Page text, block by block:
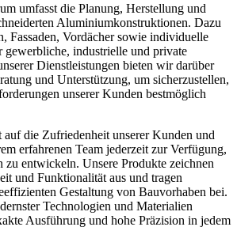
umfasst die Planung, Herstellung und
Aluminiumkonstruktionen. Dazu
Fassaden, Vordächer sowie individuelle
gewerbliche, industrielle und private
Dienstleistungen bieten wir darüber
und Unterstützung, um sicherzustellen,
unserer Kunden bestmöglich
die Zufriedenheit unserer Kunden und
erfahrenen Team jederzeit zur Verfügung,
zu entwickeln. Unsere Produkte zeichnen
und Funktionalität aus und tragen
Gestaltung von Bauvorhaben bei.
Technologien und Materialien
Ausführung und hohe Präzision in jedem